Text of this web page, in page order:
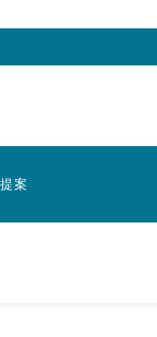
案